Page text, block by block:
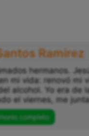
Ramírez
hermanos.
mi vida: renovó mi
alcohol. Yo era de
el viernes, me
completo